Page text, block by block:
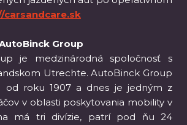
carsandcare.sk
Group
je medzinárodná spoločnosť s
Utrechte. AutoBinck Group
od roku 1907 a dnes je jedným z
v oblasti poskytovania mobility v
má tri divízie, patrí pod ňu 24